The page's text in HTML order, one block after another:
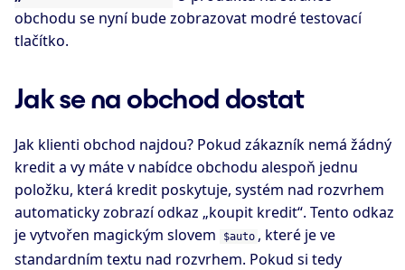
obchodu se nyní bude zobrazovat modré testovací
tlačítko.
Jak se na obchod dostat
Jak klienti obchod najdou? Pokud zákazník nemá žádný
kredit a vy máte v nabídce obchodu alespoň jednu
položku, která kredit poskytuje, systém nad rozvrhem
automaticky zobrazí odkaz „koupit kredit“. Tento odkaz
je vytvořen magickým slovem
$auto , které je ve
standardním textu nad rozvrhem. Pokud si tedy